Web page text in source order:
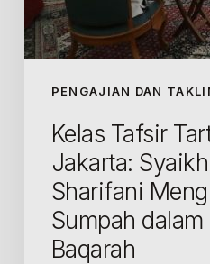
PENGAJIAN DAN
Surah
Al-
Baqarah
Kelas Tafsir
Jakarta:
Sharifani
Sumpah
Baqarah